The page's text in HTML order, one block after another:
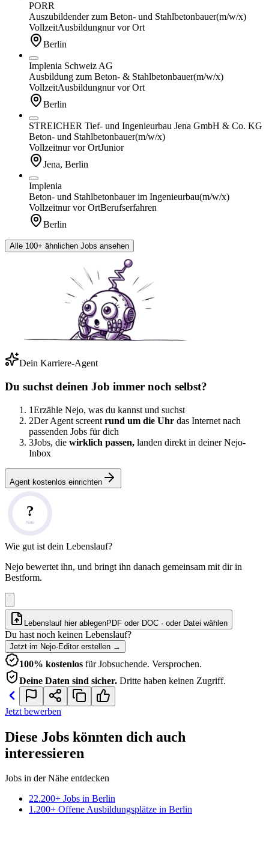
PORR
Auszubildender zum Beton- und Stahlbetonbauer(m/w/x)
VollzeitAusbildungnur vor Ort
Berlin
Implenia Schweiz AG
Ausbildung zum Beton- & Stahlbetonbauer(m/w/x)
VollzeitAusbildungnur vor Ort
Berlin
STREICHER Tief- und Ingenieurbau Jena GmbH & Co. KG
Beton- und Stahlbetonbauer(m/w/x)
Vollzeitnur vor OrtJunior
Jena, Berlin
Implenia
Beton- und Stahlbetonbauer im Ingenieurbau(m/w/x)
Vollzeitnur vor OrtBerufserfahren
Berlin
Alle 100+ ähnlichen Jobs ansehen
Dein Karriere-Agent
Du suchst deinen Job immer noch selbst?
1Erzähle Nejo, was du kannst und suchst
2Der Agent screent rund um die Uhr das Internet nach
passenden Jobs für dich
3Jobs, die wirklich passen, landen direkt in deiner Nejo-
Inbox
Agent kostenlos einrichten
?
Note
Wie gut ist dein Lebenslauf?
Nejo bewertet ihn, und bringt ihn danach gemeinsam mit dir in
Bestform.
Lebenslauf hier ablegenPDF oder DOC · oder Datei wählen
Du hast noch keinen Lebenslauf?
Jetzt im Nejo-Editor erstellen →
100% kostenlos für Jobsuchende. Versprochen.
Deine Daten sind sicher. Dritte haben keinen Zugriff.
Jetzt bewerben
Diese Jobs könnten dich auch
interessieren
Jobs in der Nähe entdecken
22.200+ Jobs in Berlin
1.200+ Offene Ausbildungsplätze in Berlin